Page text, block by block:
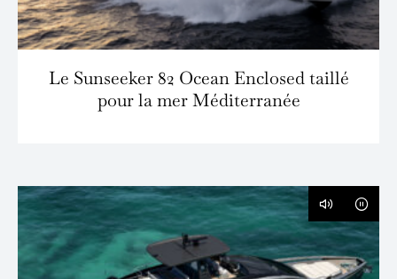
Le Sunseeker 82 Ocean Enclosed taillé
pour la mer Méditerranée